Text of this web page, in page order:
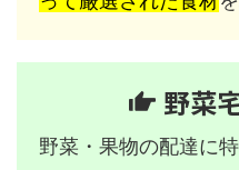
野菜
野菜・果物の配達に